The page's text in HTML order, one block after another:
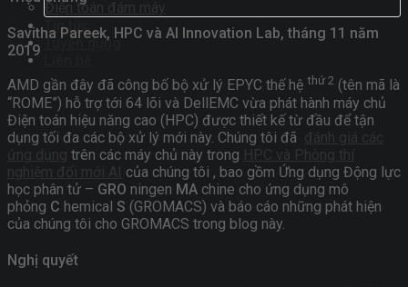
Điện toán đám mây
Tin tức
Tuyển dụng
Savitha Pareek, HPC và AI Innovation Lab, tháng 11 năm
2019
AMD gần đây đã công bố bộ xử lý EPYC thế hệ thứ 2 (tên mã là
“ROME”) hỗ trợ tới 64 lõi và DellEMC vừa phát hành máy chủ
Điện toán hiệu năng cao (HPC) được thiết kế từ đầu để tận
dụng tối đa các bộ xử lý mới này. Chúng tôi đã đánh giá các
ứng dụng trên các máy chủ này trong HPC và Phòng thí
nghiệm đổi mới AI của chúng tôi , bao gồm Ứng dụng Động lực
học phân tử – GRO ningen MA chine cho ứng dụng mô
phỏng C hemical S (GROMACS) và báo cáo những phát hiện
của chúng tôi cho GROMACS trong blog này.
Nghị quyết